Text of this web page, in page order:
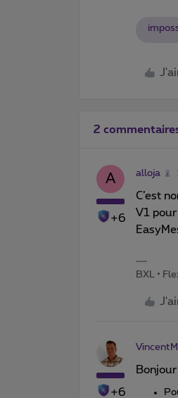
2
A
+6
alloja
C’est
V1
BXL •
+6
VincentM
Bonjour